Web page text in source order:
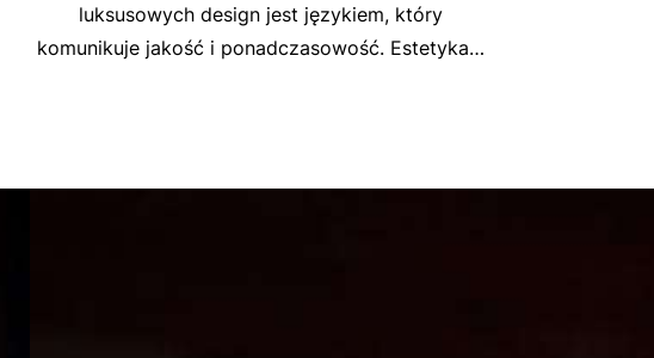
luksusowych design jest językiem, który
komunikuje jakość i ponadczasowość. Estetyka…